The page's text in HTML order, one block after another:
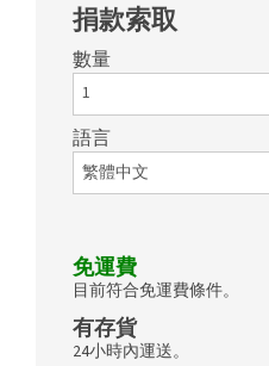
捐款索取
數量
語言
免運費
目前符合免運費條件。
有存貨
24小時內運送。